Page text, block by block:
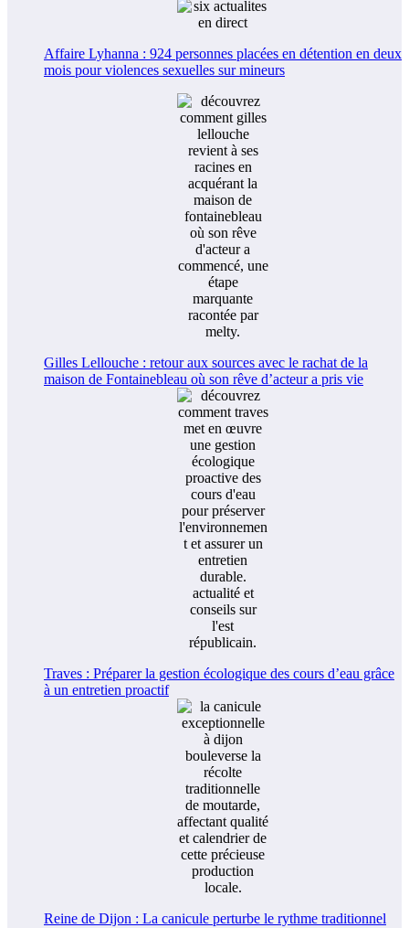
Affaire Lyhanna : 924 personnes placées en détention en deux
mois pour violences sexuelles sur mineurs
Gilles Lellouche : retour aux sources avec le rachat de la
maison de Fontainebleau où son rêve d’acteur a pris vie
Traves : Préparer la gestion écologique des cours d’eau grâce
à un entretien proactif
Reine de Dijon : La canicule perturbe le rythme traditionnel